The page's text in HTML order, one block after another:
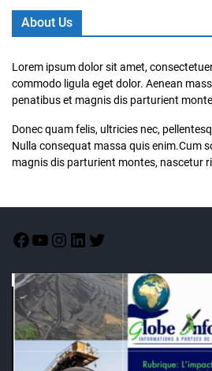
About Us
Lorem ipsum dolor sit amet,
commodo ligula eget dolor. Aenean
penatibus et magnis dis parturient
Donec quam felis, ultricies nec,
Nulla consequat massa quis enim.Cum
magnis dis parturient montes, nascetur